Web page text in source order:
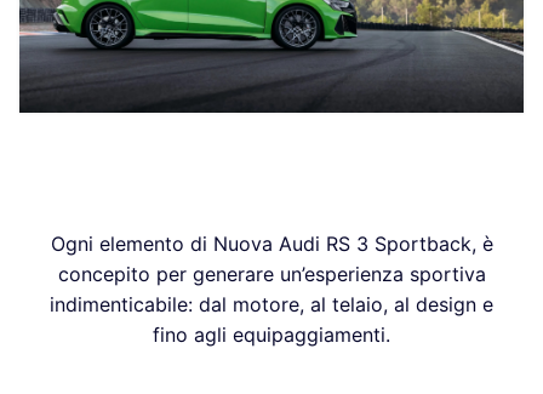
Ogni elemento di Nuova Audi RS 3 Sportback, è
concepito per generare un’esperienza sportiva
indimenticabile: dal motore, al telaio, al design e
fino agli equipaggiamenti.